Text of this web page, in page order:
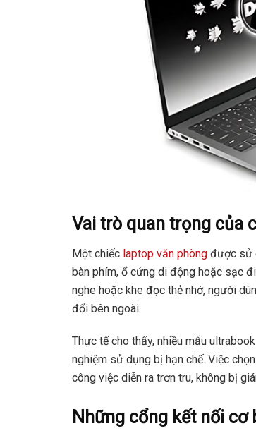
Vai trò quan trọng của
Một chiếc laptop văn phòng được sử
bàn phím, ổ cứng di động hoặc sạc
nghe hoặc khe đọc thẻ nhớ, người
đổi bên ngoài.
Thực tế cho thấy, nhiều mẫu
nghiệm sử dụng bị hạn chế. Việc
công việc diễn ra trơn tru, không bị
Những cổng kết nối